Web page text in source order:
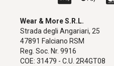
Wear & More S.R.L.
Strada degli Angariari, 25
47891 Falciano RSM
Reg. Soc. Nr. 9916
COE: 31479 - C.U. 2R4GT08